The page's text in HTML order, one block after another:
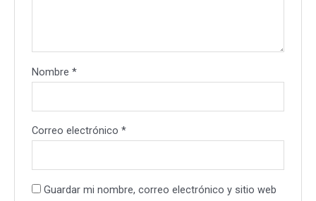
Nombre*
Correo electrónico*
Guardar mi nombre, correo electrónico y sitio web